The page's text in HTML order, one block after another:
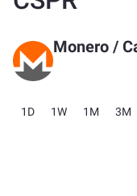
Monero /
1D 1W 1M 3M